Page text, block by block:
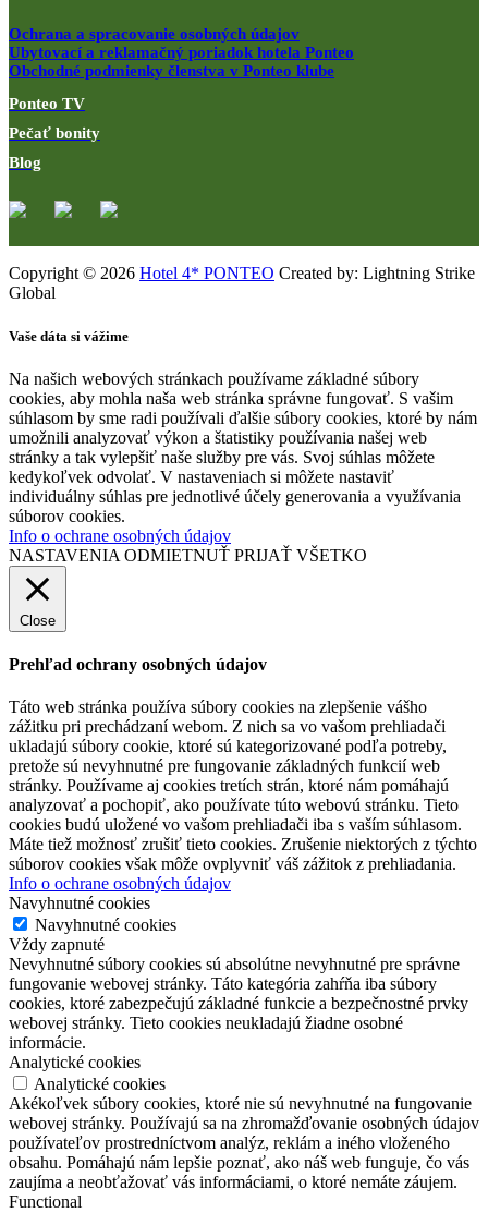
Ochrana a spracovanie osobných údajov
Ubytovací a reklamačný poriadok hotela Ponteo
Obchodné podmienky členstva v Ponteo klube
Ponteo TV
Pečať bonity
Blog
Copyright © 2026 Hotel 4* PONTEO Created by: Lightning Strike
Global
Vaše dáta si vážime
Na našich webových stránkach používame základné súbory
cookies, aby mohla naša web stránka správne fungovať. S vašim
súhlasom by sme radi používali ďalšie súbory cookies, ktoré by nám
umožnili analyzovať výkon a štatistiky používania našej web
stránky a tak vylepšiť naše služby pre vás. Svoj súhlas môžete
kedykoľvek odvolať. V nastaveniach si môžete nastaviť
individuálny súhlas pre jednotlivé účely generovania a využívania
súborov cookies.
Info o ochrane osobných údajov
NASTAVENIA ODMIETNUŤ PRIJAŤ VŠETKO
Close
Prehľad ochrany osobných údajov
Táto web stránka používa súbory cookies na zlepšenie vášho
zážitku pri prechádzaní webom. Z nich sa vo vašom prehliadači
ukladajú súbory cookie, ktoré sú kategorizované podľa potreby,
pretože sú nevyhnutné pre fungovanie základných funkcií web
stránky. Používame aj cookies tretích strán, ktoré nám pomáhajú
analyzovať a pochopiť, ako používate túto webovú stránku. Tieto
cookies budú uložené vo vašom prehliadači iba s vaším súhlasom.
Máte tiež možnosť zrušiť tieto cookies. Zrušenie niektorých z týchto
súborov cookies však môže ovplyvniť váš zážitok z prehliadania.
Info o ochrane osobných údajov
Navyhnutné cookies
Navyhnutné cookies
Vždy zapnuté
Nevyhnutné súbory cookies sú absolútne nevyhnutné pre správne
fungovanie webovej stránky. Táto kategória zahŕňa iba súbory
cookies, ktoré zabezpečujú základné funkcie a bezpečnostné prvky
webovej stránky. Tieto cookies neukladajú žiadne osobné
informácie.
Analytické cookies
Analytické cookies
Akékoľvek súbory cookies, ktoré nie sú nevyhnutné na fungovanie
webovej stránky. Používajú sa na zhromažďovanie osobných údajov
používateľov prostredníctvom analýz, reklám a iného vloženého
obsahu. Pomáhajú nám lepšie poznať, ako náš web funguje, čo vás
zaujíma a neobťažovať vás informáciami, o ktoré nemáte záujem.
Functional